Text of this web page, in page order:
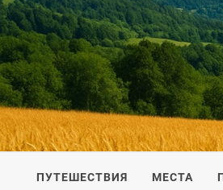
ПУТЕШЕСТВИЕ ПО
ПУТЕШЕСТВИЯ МЕСТА